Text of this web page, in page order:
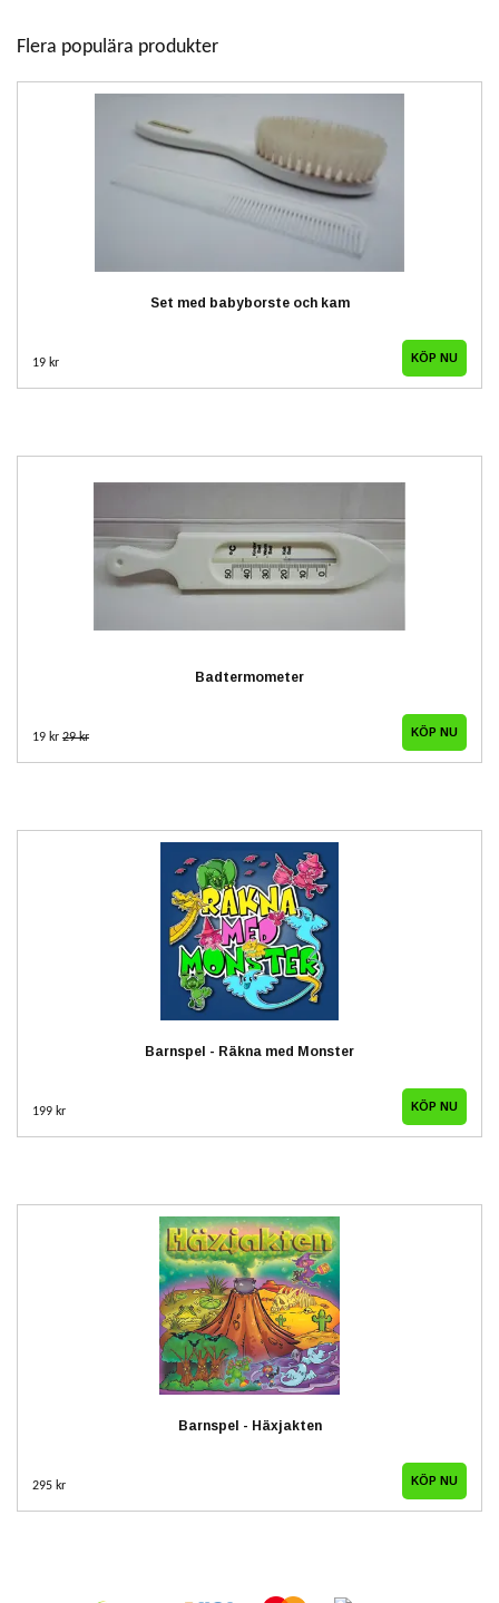
Flera populära produkter
Set med babyborste och kam
19 kr
Badtermometer
19 kr 29 kr
Barnspel - Räkna med Monster
199 kr
Barnspel - Häxjakten
295 kr